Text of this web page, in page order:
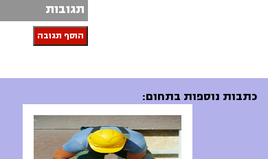
תגובות
הוסף תגובה
כתבות נוספות בתחום: